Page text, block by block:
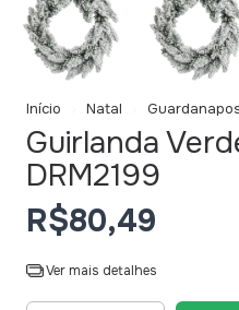
Início Natal
Guirlanda
DRM2199
R$80,49
Ver mais detalhes